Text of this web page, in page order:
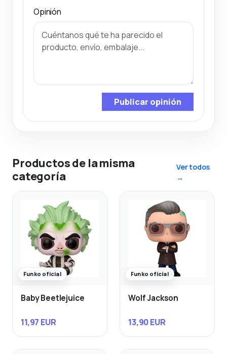
Opinión
Publicar opinión
Productos de la misma
categoría
Ver todos
→
Funko oficial
Baby Beetlejuice
11,97 EUR
Funko oficial
Wolf Jackson
13,90 EUR